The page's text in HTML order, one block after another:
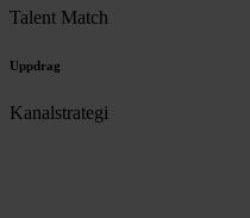
Talent Match
Uppdrag
Kanalstrategi